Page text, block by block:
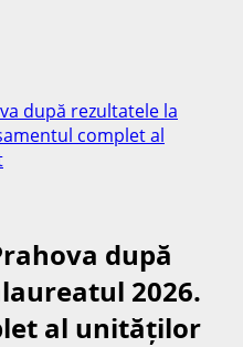
după rezultatele la
complet al
după
2026.
al unităților